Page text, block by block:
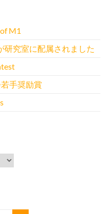
M1
研究室に配属されました
手奨励賞